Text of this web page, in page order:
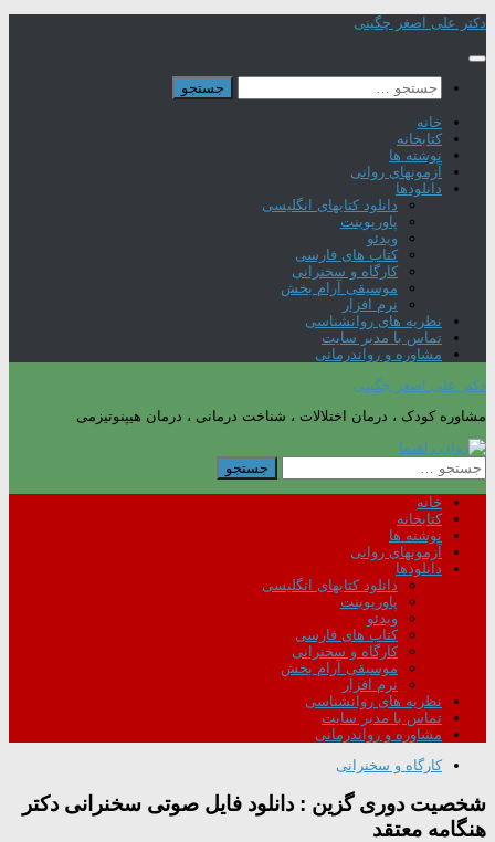
Skip
content
دکتر علی اصغر چگینی
جستجو
برای:
خانه
کتابخانه
نوشته ها
آزمونهای روانی
دانلودها
دانلود کتابهای انگلیسی
پاورپوینت
ویدئو
کتاب های فارسی
کارگاه و سخنرانی
موسیقی آرام بخش
نرم افزار
نظریه های روانشناسی
تماس با مدیر سایت
مشاوره و رواندرمانی
دکتر علی اصغر چگینی
مشاوره کودک ، درمان اختلالات ، شناخت درمانی ، درمان هیپنوتیزمی
جستجو
برای:
خانه
کتابخانه
نوشته ها
آزمونهای روانی
دانلودها
دانلود کتابهای انگلیسی
پاورپوینت
ویدئو
کتاب های فارسی
کارگاه و سخنرانی
موسیقی آرام بخش
نرم افزار
نظریه های روانشناسی
تماس با مدیر سایت
مشاوره و رواندرمانی
کارگاه و سخنرانی
شخصیت دوری گزین : دانلود فایل صوتی سخنرانی دکتر
هنگامه معتقد